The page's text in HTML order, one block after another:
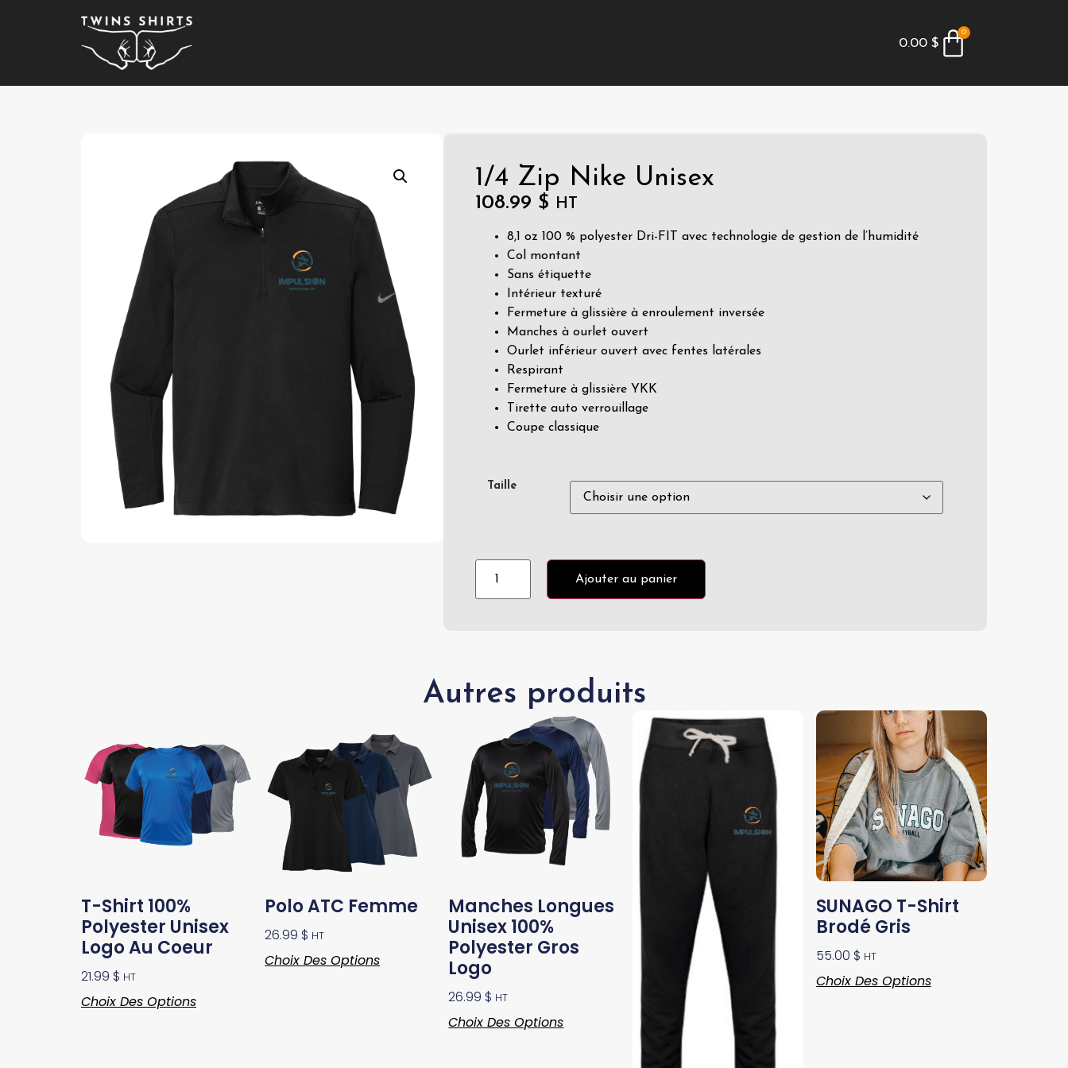
0.00 $
0
1/4 Zip Nike Unisex
108.99 $ HT
8,1 oz 100 % polyester Dri-FIT avec technologie de gestion de l’humidité
Col montant
Sans étiquette
Intérieur texturé
Fermeture à glissière à enroulement inversée
Manches à ourlet ouvert
Ourlet inférieur ouvert avec fentes latérales
Respirant
Fermeture à glissière YKK
Tirette auto verrouillage
Coupe classique
Taille
Ajouter au panier
Autres produits
T-Shirt 100%
Polyester Unisex
Logo Au Coeur
21.99 $ HT
Choix Des Options
Polo ATC Femme
26.99 $ HT
Choix Des Options
Manches Longues
Unisex 100%
Polyester Gros
Logo
26.99 $ HT
Choix Des Options
SUNAGO T-Shirt
Brodé Gris
55.00 $ HT
Choix Des Options